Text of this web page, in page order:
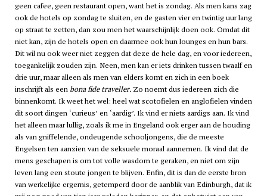
geen cafee, geen restaurant open, want het is zondag. Als men kans zag
ook de hotels op zondag te sluiten, en de gasten vier en twintig uur lang
op straat te zetten, dan zou men het waarschijnlijk doen ook. Omdat dit
niet kan, zijn de hotels open en daarmee ook hun lounges en hun bars.
Dit wil nu ook weer niet zeggen dat deze de hele dag, en voor iedereen,
toegankelijk zouden zijn. Neen, men kan er iets drinken tussen twaalf en
drie uur, maar alleen als men van elders komt en zich in een boek
inschrijft als een bona fide traveller.Zo noemt dus iedereen zich die
binnenkomt. Ik weet het wel: heel wat scotofielen en anglofielen vinden
dit soort dingen ‘curieus’ en ‘aardig’. Ik vind er niets aardigs aan. Ik vind
het alleen maar lullig, zoals ik me in Engeland ook erger aan de houding
als van gniffelende, ondeugende schooljongens, die de meeste
Engelsen ten aanzien van de seksuele moraal aannemen. Ik vind dat de
mens geschapen is om tot volle wasdom te geraken, en niet om zijn
leven lang een stoute jongen te blijven. Enfin, dit is dan de eerste bron
van werkelijke ergernis, getemperd door de aanblik van Edinburgh, dat ik